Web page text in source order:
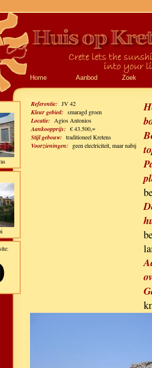
Home Aanbod Zoek
Referentie: JV 42
Kleur gebied: smaragd groen
Locatie: Agios Antonios
Aankoopprijs: € 43.500,=
Stijl gebouw: traditioneel Kretens
Voorzieningen: geen electriciteit, maar nabij